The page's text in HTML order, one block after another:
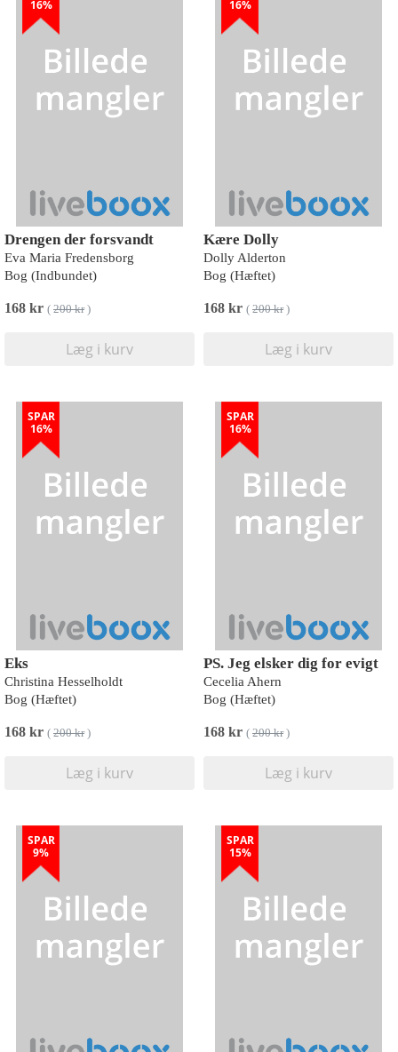
16%
Drengen der forsvandt
Eva Maria Fredensborg
Bog (Indbundet)
168 kr ( 200 kr)
Læg i kurv
16%
Kære Dolly
Dolly Alderton
Bog (Hæftet)
168 kr ( 200 kr)
Læg i kurv
SPAR
16%
Eks
Christina Hesselholdt
Bog (Hæftet)
168 kr ( 200 kr)
Læg i kurv
SPAR
16%
PS. Jeg elsker dig for evigt
Cecelia Ahern
Bog (Hæftet)
168 kr ( 200 kr)
Læg i kurv
SPAR
9%
SPAR
15%